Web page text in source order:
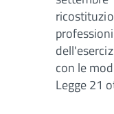
con le
Legge 21